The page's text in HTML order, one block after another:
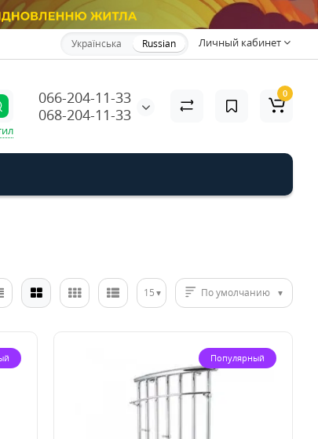
Личный кабинет
Українська Russian
066-204-11-33
068-204-11-33
0
15 По умолчанию
Популярный